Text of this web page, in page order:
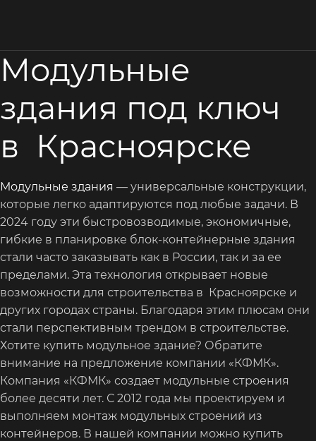
Модульные
здания под ключ
в Красноярске
Модульные здания — универсальные конструкции,
которые легко адаптируются под любые задачи. В
2024 году эти быстровозводимые, экономичные,
гибкие в планировке блок-контейнерные здания
стали часто заказывать как в России, так и за ее
пределами. Эта технология открывает новые
возможности для строительства в Красноярске и
других городах страны. Благодаря этим плюсам они
стали перспективным трендом в строительстве.
Хотите купить модульное здание? Обратите
внимание на предложение компании «КФМК».
Компания «КФМК» создает модульные строения
более десяти лет. С 2012 года мы проектируем и
выполняем монтаж модульных строений из
контейнеров. В нашей компании можно купить